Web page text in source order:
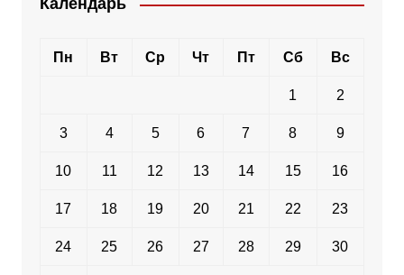
Календарь
Пн Вт Ср Чт Пт Сб Вс
1 2
3 4 5 6 7 8 9
10 11 12 13 14 15 16
17 18 19 20 21 22 23
24 25 26 27 28 29 30